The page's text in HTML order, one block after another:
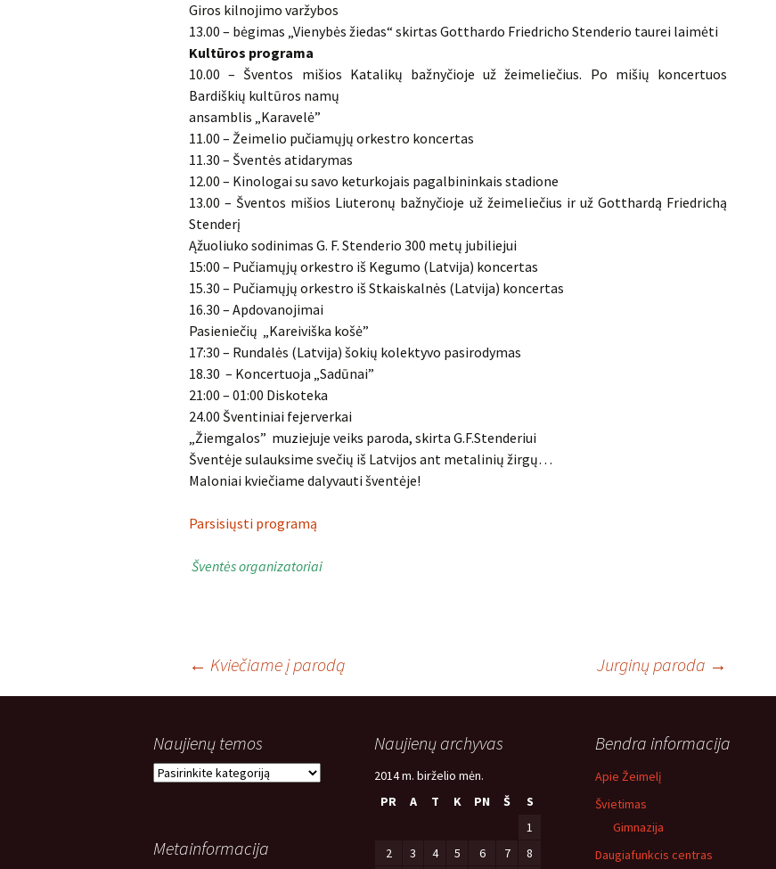
Giros kilnojimo varžybos
13.00 – bėgimas „Vienybės žiedas“ skirtas Gotthardo Friedricho Stenderio taurei laimėti
Kultūros programa
10.00 – Šventos mišios Katalikų bažnyčioje už žeimeliečius. Po mišių koncertuos
Bardiškių kultūros namų
ansamblis „Karavelė”
11.00 – Žeimelio pučiamųjų orkestro koncertas
11.30 – Šventės atidarymas
12.00 – Kinologai su savo keturkojais pagalbininkais stadione
13.00 – Šventos mišios Liuteronų bažnyčioje už žeimeliečius ir už Gotthardą Friedrichą
Stenderį
Ąžuoliuko sodinimas G. F. Stenderio 300 metų jubiliejui
15:00 – Pučiamųjų orkestro iš Kegumo (Latvija) koncertas
15.30 – Pučiamųjų orkestro iš Stkaiskalnės (Latvija) koncertas
16.30 – Apdovanojimai
Pasieniečių „Kareiviška košė”
17:30 – Rundalės (Latvija) šokių kolektyvo pasirodymas
18.30 – Koncertuoja „Sadūnai”
21:00 – 01:00 Diskoteka
24.00 Šventiniai fejerverkai
„Žiemgalos” muziejuje veiks paroda, skirta G.F.Stenderiui
Šventėje sulauksime svečių iš Latvijos ant metalinių žirgų…
Maloniai kviečiame dalyvauti šventėje!
Parsisiųsti programą
Šventės organizatoriai
navigacija
← Kviečiame į parodą Jurginų paroda →
Naujienų temos
Naujienų
Naujienų archyvas
2014 m. birželio mėn.
PR
A T K PN Š
S
1
2
3 4 5 6 7
8
Bendra informacija
Apie Žeimelį
Švietimas
Gimnazija
Daugiafunkcis centras
Metainformacija